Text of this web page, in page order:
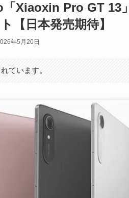
「Xiaoxin Pro GT
【日本発売期待】
年5月20日
ています。